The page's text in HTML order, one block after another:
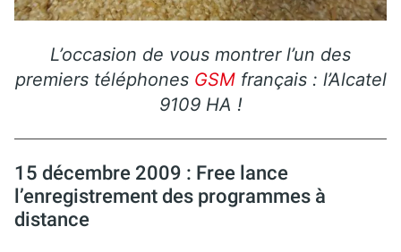
L’occasion de vous montrer l’un des
premiers téléphonesGSM français : l’Alcatel
9109 HA !
15 décembre 2009 : Free lance
l’enregistrement des programmes à
distance